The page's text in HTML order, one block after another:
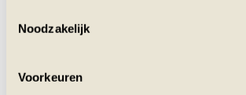
Noodzakelijk
Voorkeuren
VOOR IEDEREEN